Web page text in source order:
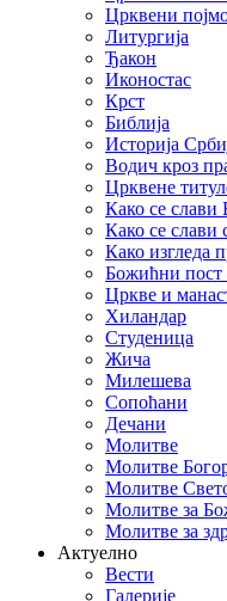
Црквени
Литургија
Ђакон
Иконостас
Крст
Библија
Историја
Водич кроз
Црквене
Како се слави
Како се слави
Како изгледа
Божићни пост
Цркве и
Хиландар
Студеница
Жича
Милешева
Сопоћани
Дечани
Молитве
Молитве
Молитве
Молитве за
Молитве за
Актуелно
Вести
Галерије